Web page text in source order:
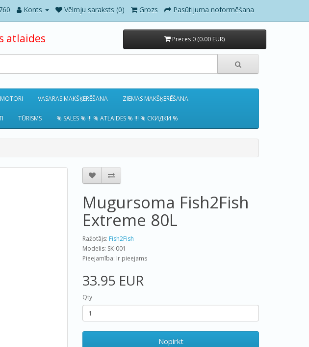
Konts Vēlmju saraksts (0) Grozs Pasūtijuma noformēšana
atlaides Preces 0 (0.00 EUR)
VASARAS MAKŠĶERĒŠANA ZIEMAS MAKŠĶERĒŠANA
TŪRISMS % SALES % !!! % ATLAIDES % !!! % СКИДКИ %
Mugursoma Fish2Fish
Extreme 80L
Ražotājs: Fish2Fish
Modelis: SK-001
Pieejamība: Ir pieejams
33.95 EUR
Qty
Nopirkt